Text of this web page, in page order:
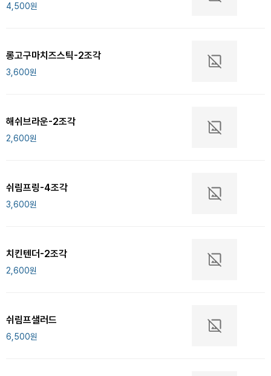
4,500원
롱고구마치즈스틱-2조각
3,600원
해쉬브라운-2조각
2,600원
쉬림프링-4조각
3,600원
치킨텐더-2조각
2,600원
쉬림프샐러드
6,500원